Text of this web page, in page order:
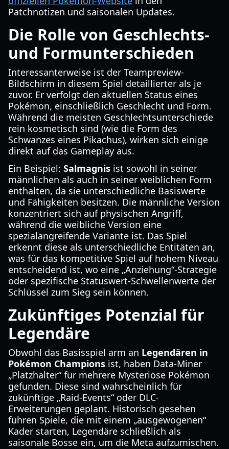
Patchnotizen und saisonalen Updates.
Die Rolle von Geschlechts-
und Formunterschieden
Interessanterweise ist der Teampreview-
Bildschirm in diesem Spiel detaillierter als je
zuvor. Er verfolgt den aktuellen Status eines
Pokémon, einschließlich Geschlecht und Form.
Während die meisten Geschlechtsunterschiede
rein kosmetisch sind (wie die Form des
Schwanzes eines Pikachus), wirken sich einige
direkt auf das Gameplay aus.
Ein Beispiel: Salmagnis ist sowohl in seiner
männlichen als auch in seiner weiblichen Form
enthalten, da sie unterschiedliche Basiswerte
und Fähigkeiten besitzen. Die männliche Version
konzentriert sich auf physischen Angriff,
während die weibliche Version eine
spezialangreifende Variante ist. Das Spiel
erkennt diese als unterschiedliche Entitäten an,
was für das kompetitive Spiel auf hohem Niveau
entscheidend ist, wo eine „Anziehung“-Strategie
oder spezifische Statuswert-Schwellenwerte der
Schlüssel zum Sieg sein können.
Zukünftiges Potenzial für
Legendäre
Obwohl das Basisspiel arm an Legendären in
Pokémon Champions ist, haben Data-Miner
„Platzhalter“ für mehrere Mysteriöse Pokémon
gefunden. Diese sind wahrscheinlich für
zukünftige „Raid-Events“ oder DLC-
Erweiterungen geplant. Historisch gesehen
führen Spiele, die mit einem „ausgewogenen“
Kader starten, Legendäre schließlich als
saisonale Bosse ein, um die Meta aufzumischen.